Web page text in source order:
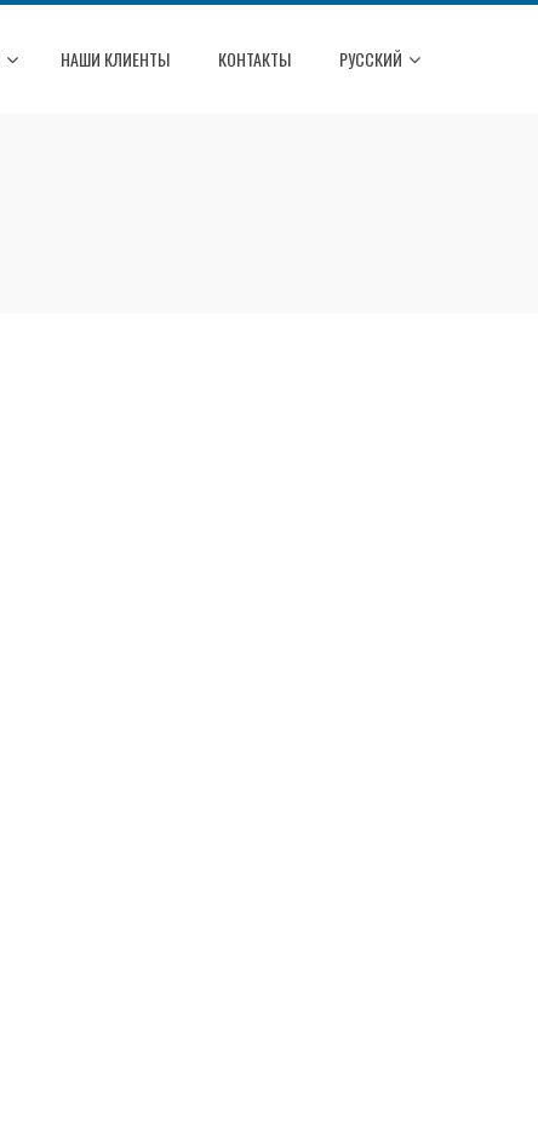
НАШИ КЛИЕНТЫ КОНТАКТЫ РУССКИЙ